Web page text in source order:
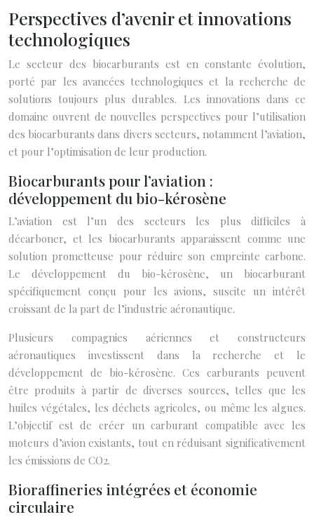
Perspectives d’avenir et innovations
technologiques
Le secteur des biocarburants est en constante évolution,
porté par les avancées technologiques et la recherche de
solutions toujours plus durables. Les innovations dans ce
domaine ouvrent de nouvelles perspectives pour l’utilisation
des biocarburants dans divers secteurs, notamment l’aviation,
et pour l’optimisation de leur production.
Biocarburants pour l’aviation :
développement du bio-kérosène
L’aviation est l’un des secteurs les plus difficiles à
décarboner, et les biocarburants apparaissent comme une
solution prometteuse pour réduire son empreinte carbone.
Le développement du bio-kérosène, un biocarburant
spécifiquement conçu pour les avions, suscite un intérêt
croissant de la part de l’industrie aéronautique.
Plusieurs compagnies aériennes et constructeurs
aéronautiques investissent dans la recherche et le
développement de bio-kérosène. Ces carburants peuvent
être produits à partir de diverses sources, telles que les
huiles végétales, les déchets agricoles, ou même les algues.
L’objectif est de créer un carburant compatible avec les
moteurs d’avion existants, tout en réduisant significativement
les émissions de CO2.
Bioraffineries intégrées et économie
circulaire